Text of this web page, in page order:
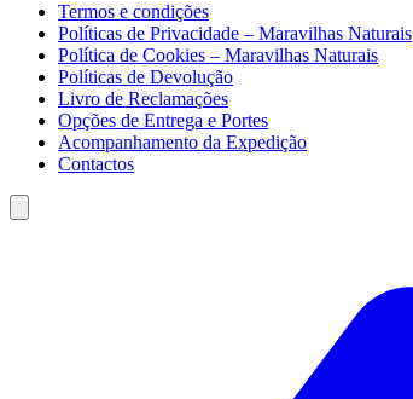
Termos e condições
Políticas de Privacidade – Maravilhas Naturais
Política de Cookies – Maravilhas Naturais
Políticas de Devolução
Livro de Reclamações
Opções de Entrega e Portes
Acompanhamento da Expedição
Contactos